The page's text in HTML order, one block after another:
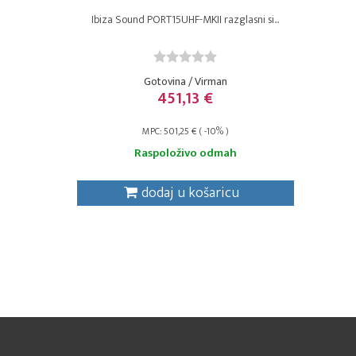
Ibiza Sound PORT15UHF-MKII razglasni si...
Gotovina / Virman
451,13 €
MPC: 501,25 € ( -10% )
Raspoloživo odmah
dodaj u košaricu